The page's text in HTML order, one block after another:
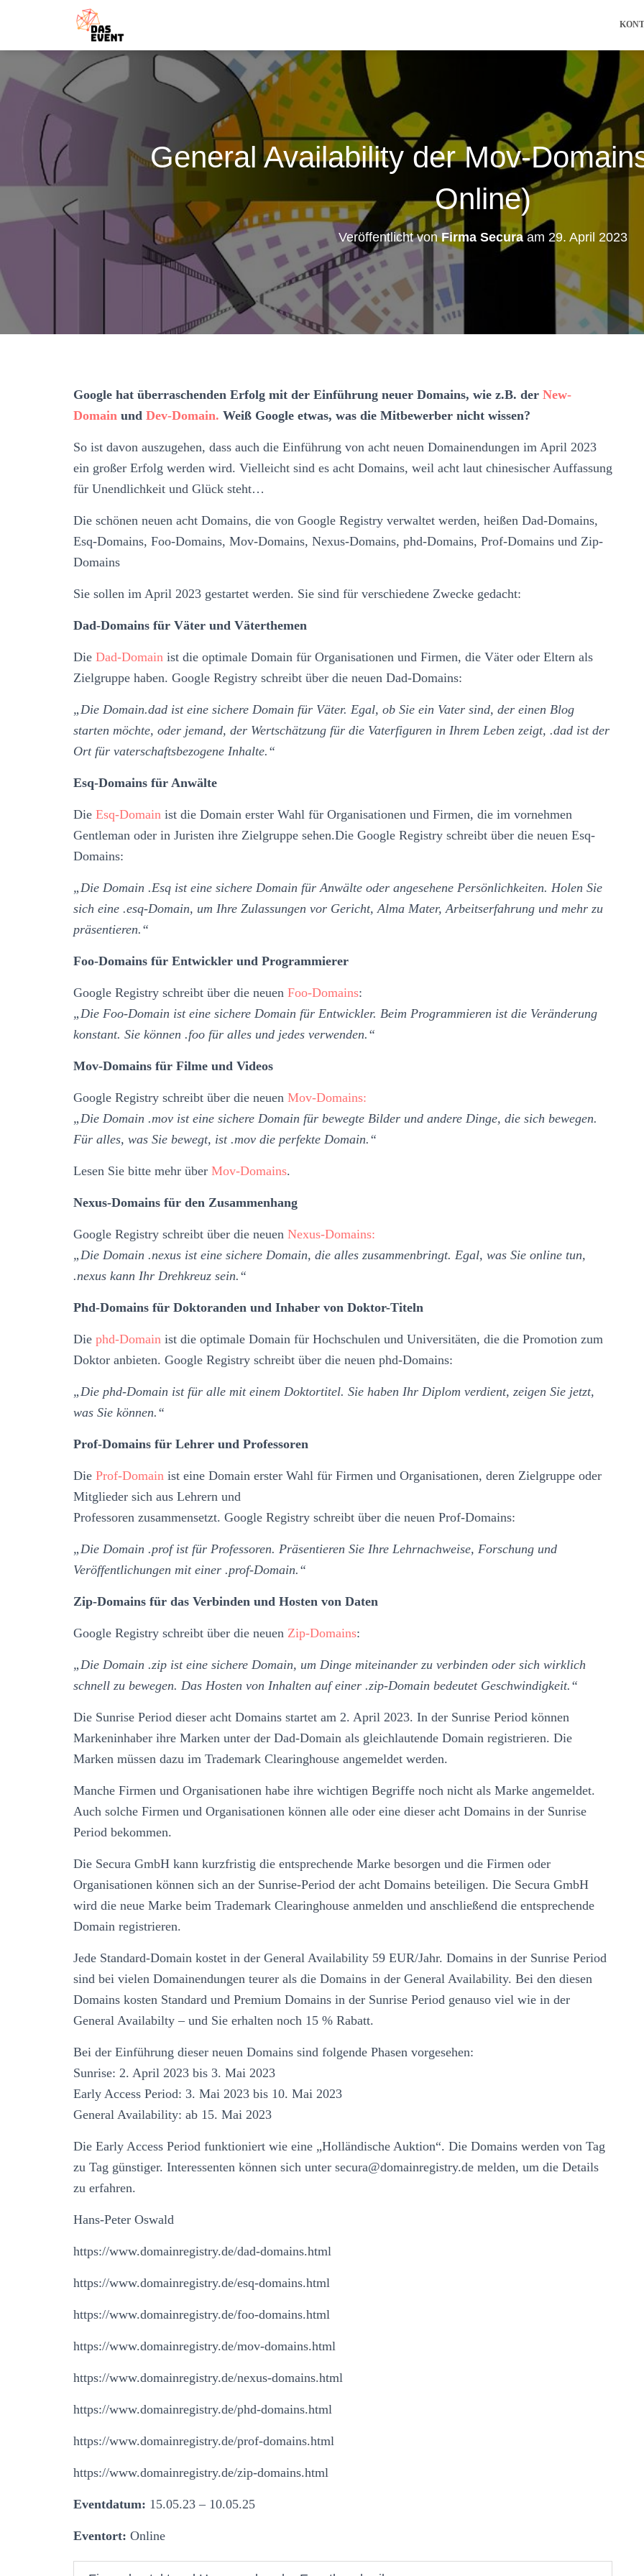
General Availability der Mov-
Online)
Veröffentlicht vonFirma Securaam 29. April 2023
Google hat überraschenden Erfolg mit der Einführung neuer Domains, wie z.B. der New-
Domain und Dev-Domain. Weiß Google etwas, was die Mitbewerber nicht wissen?
So ist davon auszugehen, dass auch die Einführung von acht neuen Domainendungen im April 2023
ein großer Erfolg werden wird. Vielleicht sind es acht Domains, weil acht laut chinesischer Auffassung
für Unendlichkeit und Glück steht…
Die schönen neuen acht Domains, die von Google Registry verwaltet werden, heißen Dad-Domains,
Esq-Domains, Foo-Domains, Mov-Domains, Nexus-Domains, phd-Domains, Prof-Domains und Zip-
Domains
Sie sollen im April 2023 gestartet werden. Sie sind für verschiedene Zwecke gedacht:
Dad-Domains für Väter und Väterthemen
Die Dad-Domain ist die optimale Domain für Organisationen und Firmen, die Väter oder Eltern als
Zielgruppe haben. Google Registry schreibt über die neuen Dad-Domains:
„Die Domain.dad ist eine sichere Domain für Väter. Egal, ob Sie ein Vater sind, der einen Blog
starten möchte, oder jemand, der Wertschätzung für die Vaterfiguren in Ihrem Leben zeigt, .dad ist der
Ort für vaterschaftsbezogene Inhalte.“
Esq-Domains für Anwälte
Die Esq-Domain ist die Domain erster Wahl für Organisationen und Firmen, die im vornehmen
Gentleman oder in Juristen ihre Zielgruppe sehen.Die Google Registry schreibt über die neuen Esq-
Domains:
„Die Domain .Esq ist eine sichere Domain für Anwälte oder angesehene Persönlichkeiten. Holen Sie
sich eine .esq-Domain, um Ihre Zulassungen vor Gericht, Alma Mater, Arbeitserfahrung und mehr zu
präsentieren.“
Foo-Domains für Entwickler und Programmierer
Google Registry schreibt über die neuen Foo-Domains:
„Die Foo-Domain ist eine sichere Domain für Entwickler. Beim Programmieren ist die Veränderung
konstant. Sie können .foo für alles und jedes verwenden.“
Mov-Domains für Filme und Videos
Google Registry schreibt über die neuen Mov-Domains:
„Die Domain .mov ist eine sichere Domain für bewegte Bilder und andere Dinge, die sich bewegen.
Für alles, was Sie bewegt, ist .mov die perfekte Domain.“
Lesen Sie bitte mehr über Mov-Domains.
Nexus-Domains für den Zusammenhang
Google Registry schreibt über die neuen Nexus-Domains:
„Die Domain .nexus ist eine sichere Domain, die alles zusammenbringt. Egal, was Sie online tun,
.nexus kann Ihr Drehkreuz sein.“
Phd-Domains für Doktoranden und Inhaber von Doktor-Titeln
Die phd-Domain ist die optimale Domain für Hochschulen und Universitäten, die die Promotion zum
Doktor anbieten. Google Registry schreibt über die neuen phd-Domains:
„Die phd-Domain ist für alle mit einem Doktortitel. Sie haben Ihr Diplom verdient, zeigen Sie jetzt,
was Sie können.“
Prof-Domains für Lehrer und Professoren
Die Prof-Domain ist eine Domain erster Wahl für Firmen und Organisationen, deren Zielgruppe oder
Mitglieder sich aus Lehrern und
Professoren zusammensetzt. Google Registry schreibt über die neuen Prof-Domains:
„Die Domain .prof ist für Professoren. Präsentieren Sie Ihre Lehrnachweise, Forschung und
Veröffentlichungen mit einer .prof-Domain.“
Zip-Domains für das Verbinden und Hosten von Daten
Google Registry schreibt über die neuen Zip-Domains:
„Die Domain .zip ist eine sichere Domain, um Dinge miteinander zu verbinden oder sich wirklich
schnell zu bewegen. Das Hosten von Inhalten auf einer .zip-Domain bedeutet Geschwindigkeit.“
Die Sunrise Period dieser acht Domains startet am 2. April 2023. In der Sunrise Period können
Markeninhaber ihre Marken unter der Dad-Domain als gleichlautende Domain registrieren. Die
Marken müssen dazu im Trademark Clearinghouse angemeldet werden.
Manche Firmen und Organisationen habe ihre wichtigen Begriffe noch nicht als Marke angemeldet.
Auch solche Firmen und Organisationen können alle oder eine dieser acht Domains in der Sunrise
Period bekommen.
Die Secura GmbH kann kurzfristig die entsprechende Marke besorgen und die Firmen oder
Organisationen können sich an der Sunrise-Period der acht Domains beteiligen. Die Secura GmbH
wird die neue Marke beim Trademark Clearinghouse anmelden und anschließend die entsprechende
Domain registrieren.
Jede Standard-Domain kostet in der General Availability 59 EUR/Jahr. Domains in der Sunrise Period
sind bei vielen Domainendungen teurer als die Domains in der General Availability. Bei den diesen
Domains kosten Standard und Premium Domains in der Sunrise Period genauso viel wie in der
General Availabilty – und Sie erhalten noch 15 % Rabatt.
Bei der Einführung dieser neuen Domains sind folgende Phasen vorgesehen:
Sunrise: 2. April 2023 bis 3. Mai 2023
Early Access Period: 3. Mai 2023 bis 10. Mai 2023
General Availability: ab 15. Mai 2023
Die Early Access Period funktioniert wie eine „Holländische Auktion“. Die Domains werden von Tag
zu Tag günstiger. Interessenten können sich unter secura@domainregistry.de melden, um die Details
zu erfahren.
Hans-Peter Oswald
https://www.domainregistry.de/dad-domains.html
https://www.domainregistry.de/esq-domains.html
https://www.domainregistry.de/foo-domains.html
https://www.domainregistry.de/mov-domains.html
https://www.domainregistry.de/nexus-domains.html
https://www.domainregistry.de/phd-domains.html
https://www.domainregistry.de/prof-domains.html
https://www.domainregistry.de/zip-domains.html
Eventdatum: 15.05.23 – 10.05.25
Eventort: Online